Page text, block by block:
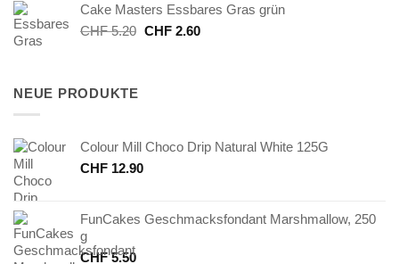
CHF 9.60CHF 4.80.
Cake Masters Essbares Gras grün
CHF5.20 Ursprünglicher
CHF2.60Aktueller
NEUE PRODUKTE
Colour Mill Choco Drip Natural White 125G
CHF 12.90
FunCakes Geschmacksfondant Marshmallow, 250
g
CHF5.50